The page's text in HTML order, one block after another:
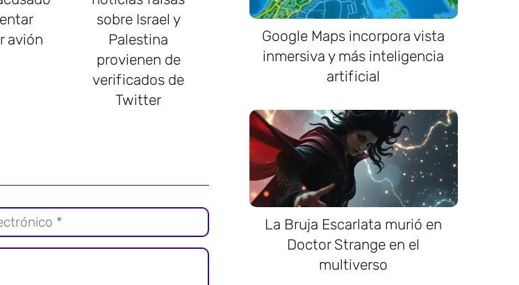
avión
sobre Israel y
Palestina
provienen de
verificados de
Twitter
Google Maps incorpora vista
inmersiva y más inteligencia
artificial
La Bruja Escarlata murió en
Doctor Strange en el
multiverso